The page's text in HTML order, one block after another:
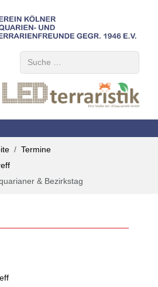
Termine
& Bezirkstag